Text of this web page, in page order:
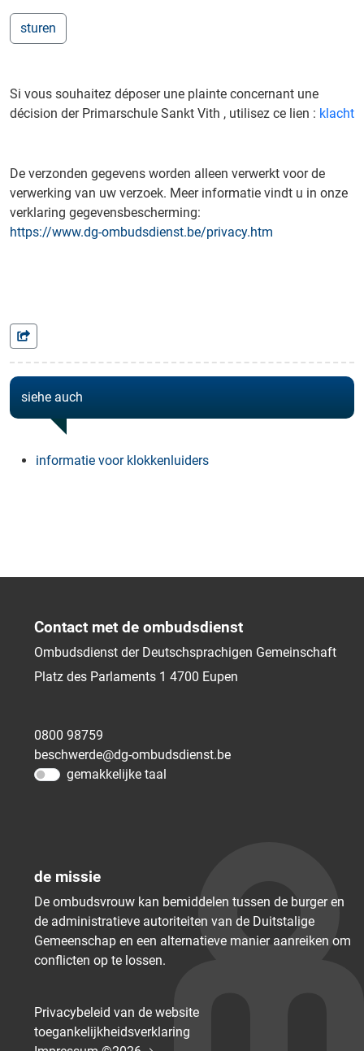
Si vous souhaitez déposer une plainte concernant une
décision der Primarschule Sankt Vith , utilisez ce lien : klacht
De verzonden gegevens worden alleen verwerkt voor de
verwerking van uw verzoek. Meer informatie vindt u in onze
verklaring gegevensbescherming:
https://www.dg-ombudsdienst.be/privacy.htm
siehe auch
informatie voor klokkenluiders
Contact met de ombudsdienst
Ombudsdienst der Deutschsprachigen Gemeinschaft
Platz des Parlaments 1 4700 Eupen
0800 98759
beschwerde@dg-ombudsdienst.be
gemakkelijke taal
de missie
De ombudsvrouw kan bemiddelen tussen de burger en
de administratieve autoriteiten van de Duitstalige
Gemeenschap en een alternatieve manier aanreiken om
conflicten op te lossen.
Privacybeleid van de website
toegankelijkheidsverklaring